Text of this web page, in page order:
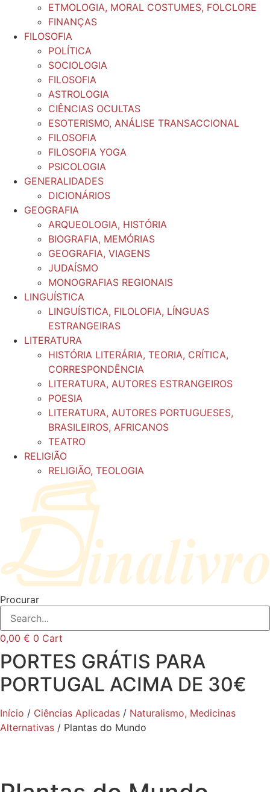
ETMOLOGIA, MORAL COSTUMES, FOLCLORE
FINANÇAS
FILOSOFIA
POLÍTICA
SOCIOLOGIA
FILOSOFIA
ASTROLOGIA
CIÊNCIAS OCULTAS
ESOTERISMO, ANÁLISE TRANSACCIONAL
FILOSOFIA
FILOSOFIA YOGA
PSICOLOGIA
GENERALIDADES
DICIONÁRIOS
GEOGRAFIA
ARQUEOLOGIA, HISTÓRIA
BIOGRAFIA, MEMÓRIAS
GEOGRAFIA, VIAGENS
JUDAÍSMO
MONOGRAFIAS REGIONAIS
LINGUÍSTICA
LINGUÍSTICA, FILOLOFIA, LÍNGUAS
ESTRANGEIRAS
LITERATURA
HISTÓRIA LITERÁRIA, TEORIA, CRÍTICA,
CORRESPONDÊNCIA
LITERATURA, AUTORES ESTRANGEIROS
POESIA
LITERATURA, AUTORES PORTUGUESES,
BRASILEIROS, AFRICANOS
TEATRO
RELIGIÃO
RELIGIÃO, TEOLOGIA
Procurar
0,00 € 0 Cart
PORTES GRÁTIS PARA
PORTUGAL ACIMA DE 30€
Início / Ciências Aplicadas / Naturalismo, Medicinas
Alternativas / Plantas do Mundo